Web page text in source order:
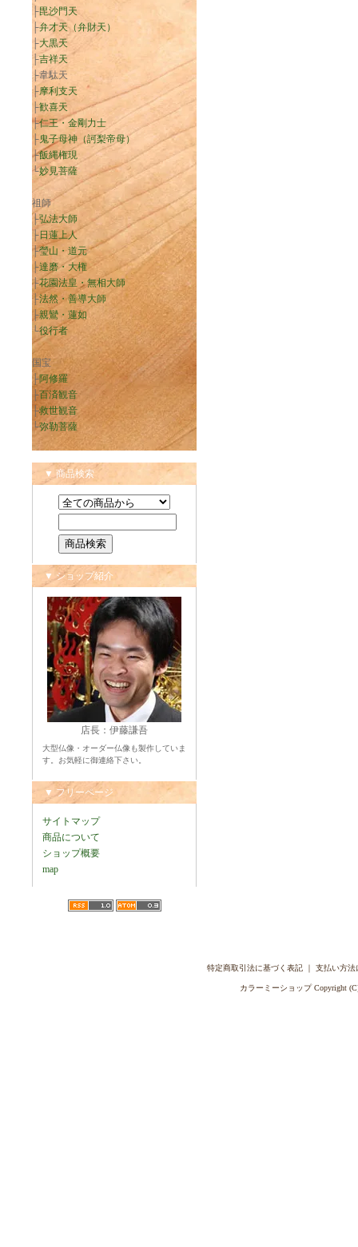
├毘沙門天
├弁才天（弁財天）
├大黒天
├吉祥天
├韋駄天
├摩利支天
├歓喜天
├仁王・金剛力士
├鬼子母神（訶梨帝母）
├飯縄権現
└妙見菩薩
祖師
├弘法大師
├日蓮上人
├瑩山・道元
├達磨・大権
├花園法皇・無相大師
├法然・善導大師
├親鸞・蓮如
└役行者
国宝
├阿修羅
├百済観音
├救世観音
└弥勒菩薩
▼ 商品検索
▼ ショップ紹介
店長：伊藤謙吾
大型仏像・オーダー仏像も製作していま
す。お気軽に御連絡下さい。
▼ フリーページ
サイトマップ
商品について
ショップ概要
map
特定商取引法に基づく表記｜ 支払い方法
カラーミーショップCopyright